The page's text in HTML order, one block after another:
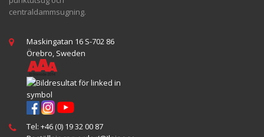
centraldammsugning.
Maskingatan 16 S-702 86
Örebro, Sweden
Tel: +46 (0) 19 32 00 87